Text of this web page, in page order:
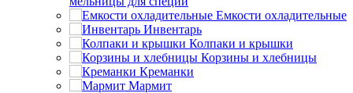
Емкости охладительные
Инвентарь
Колпаки и крышки
Корзины и хлебницы
Креманки
Мармит